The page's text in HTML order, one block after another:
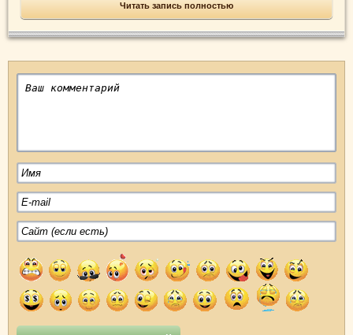
Читать запись полностью